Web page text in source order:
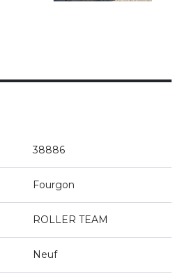
38886
Fourgon
ROLLER TEAM
Neuf